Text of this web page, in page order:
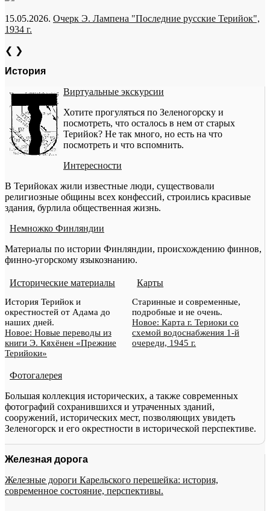
15.05.2026. Очерк Э. Лампена "Последние русские Терийок",
1934 г.
❮ ❯
История
Виртуальные экскурсии
Хотите прогуляться по Зеленогорску и
посмотреть, что осталось в нем от старых
Терийок? Не так много, но есть на что
посмотреть и что вспомнить.
Интересности
В Терийоках жили известные люди, существовали
религиозные общины всех конфессий, строились красивые
здания, бурлила общественная жизнь.
Немножко Финляндии
Материалы по истории Финляндии, происхождению финнов,
финно-угорскому языкознанию.
Исторические материалы
История Терийок и
окрестностей от Адама до
наших дней.
Новое: Новые переводы из
книги Э. Кяхёнен «Прежние
Терийоки»
Карты
Старинные и современные,
подробные и не очень.
Новое: Карта г. Териоки со
схемой водоснабжения 1-й
очереди, 1945 г.
Фотогалерея
Большая коллекция исторических, а также современных
фотографий сохранившихся и утраченных зданий,
сооружений, исторических мест, позволяющих увидеть
Зеленогорск и его окрестности в исторической перспективе.
Железная дорога
Железные дороги Карельского перешейка: история,
современное состояние, перспективы.